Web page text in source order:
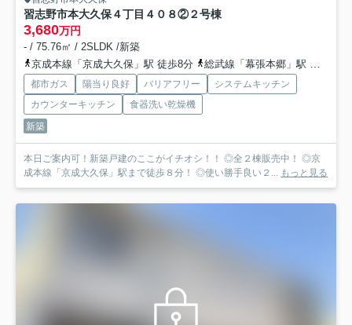
習志野市本大久保４丁目４０８②２号棟
3,680万円
- / 75.76㎡ / 2SLDK /新築
京成本線「京成大久保」駅 徒歩8分
総武線「幕張本郷」駅 徒歩25分
都市ガス 陽当り良好 バリアフリー
システムキッチン
カウンターキッチン
食器洗い乾燥機
新築
本日ご案内可！新築戸建のここがイチオシ！！ ◎全２棟販売中！ ◎京
成本線「京成大久保」駅まで徒歩８分！ ◎使い勝手良い２... もっと見る